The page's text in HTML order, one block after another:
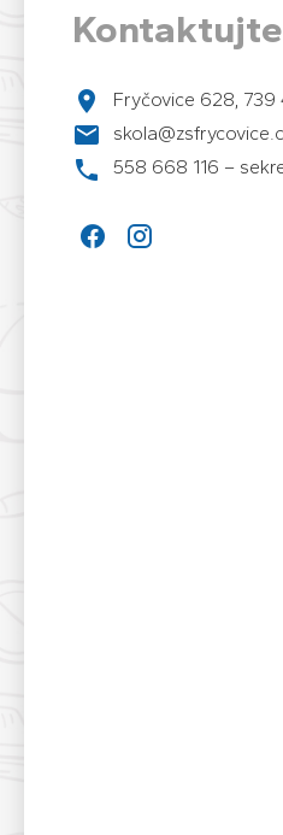
Fryčovice 628, 739
558 668 116 –